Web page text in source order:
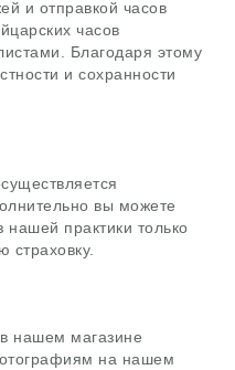
и отправкой часов
часов
Благодаря этому
и сохранности
вы можете
нашей практики только
страховку.
нашем магазине
на нашем
Поиск